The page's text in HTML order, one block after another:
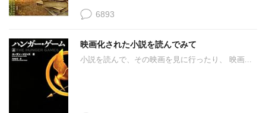
6893
映画化された小説を読んでみて
小説を読んで、その映画を見に行ったり、 映画...